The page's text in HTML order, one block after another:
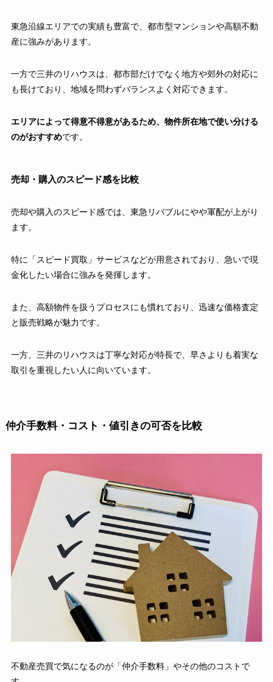
東急沿線エリアでの実績も豊富で、都市型マンションや高額不動
産に強みがあります。
一方で三井のリハウスは、都市部だけでなく地方や郊外の対応に
も長けており、地域を問わずバランスよく対応できます。
エリアによって得意不得意があるため、物件所在地で使い分ける
のがおすすめです。
売却・購入のスピード感を比較
売却や購入のスピード感では、東急リバブルにやや軍配が上がり
ます。
特に「スピード買取」サービスなどが用意されており、急いで現
金化したい場合に強みを発揮します。
また、高額物件を扱うプロセスにも慣れており、迅速な価格査定
と販売戦略が魅力です。
一方、三井のリハウスは丁寧な対応が特長で、早さよりも着実な
取引を重視したい人に向いています。
仲介手数料・コスト・値引きの可否を比較
不動産売買で気になるのが「仲介手数料」やその他のコストで